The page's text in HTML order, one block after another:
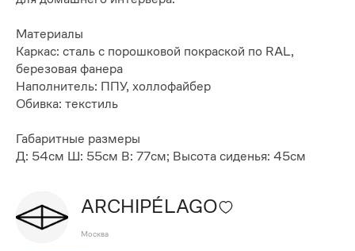
Материалы
Каркас: сталь с порошковой покраской по RAL,
березовая фанера
Наполнитель: ППУ, холлофайбер
Обивка: текстиль
Габаритные размеры
Д: 54см Ш: 55см В: 77см; Высота сиденья: 45см
ARCHIPÉLAGO
Москва